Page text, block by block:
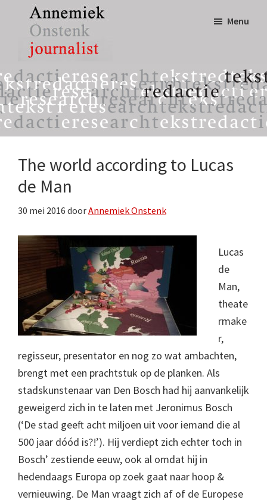
inhoud
eerste
sidebar
Annemiek
Onstenk
Journalist
tekst,
redactie
&
research
Menu
The world according to Lucas
de Man
30 mei 2016 doorAnnemiek Onstenk
Lucas
de
Man,
theate
rmake
r,
regisseur, presentator en nog zo wat ambachten,
brengt met een prachtstuk op de planken. Als
stadskunstenaar van Den Bosch had hij aanvankelijk
geweigerd zich in te laten met Jeronimus Bosch
(‘De stad geeft acht miljoen uit voor iemand die al
500 jaar dóód is?!’). Hij verdiept zich echter toch in
Bosch’ zestiende eeuw, ook al omdat hij in
hedendaags Europa op zoek gaat naar hoop &
vernieuwing. De Man vraagt zich af of de Europese